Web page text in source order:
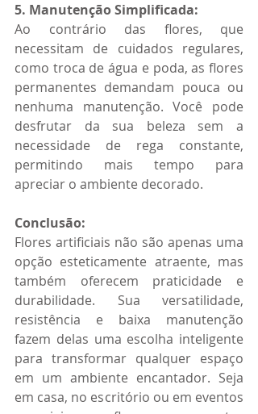
5. Manutenção Simplificada:
Ao contrário das flores, que
necessitam de cuidados regulares,
como troca de água e poda, as flores
permanentes demandam pouca ou
nenhuma manutenção. Você pode
desfrutar da sua beleza sem a
necessidade de rega constante,
permitindo mais tempo para
apreciar o ambiente decorado.
Conclusão:
Flores artificiais não são apenas uma
opção esteticamente atraente, mas
também oferecem praticidade e
durabilidade. Sua versatilidade,
resistência e baixa manutenção
fazem delas uma escolha inteligente
para transformar qualquer espaço
em um ambiente encantador. Seja
em casa, no escritório ou em eventos